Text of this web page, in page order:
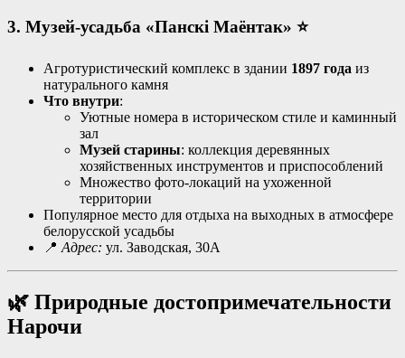
3. Музей-усадьба «Панскі Маёнтак» ⭐
Агротуристический комплекс в здании 1897 года из
натурального камня
Что внутри:
Уютные номера в историческом стиле и каминный
зал
Музей старины: коллекция деревянных
хозяйственных инструментов и приспособлений
Множество фото-локаций на ухоженной
территории
Популярное место для отдыха на выходных в атмосфере
белорусской усадьбы
📍 Адрес: ул. Заводская, 30А
🌿 Природные достопримечательности
Нарочи